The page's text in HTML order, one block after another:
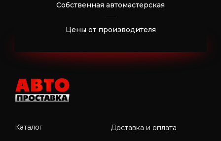
Собственная автомастерская
Цены от производителя
Каталог Доставка и оплата